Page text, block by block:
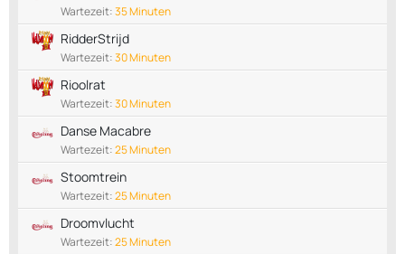
Wartezeit:35 Minuten
RidderStrijd
Wartezeit:30 Minuten
Rioolrat
Wartezeit:30 Minuten
Danse Macabre
Wartezeit:25 Minuten
Stoomtrein
Wartezeit:25 Minuten
Droomvlucht
Wartezeit:25 Minuten